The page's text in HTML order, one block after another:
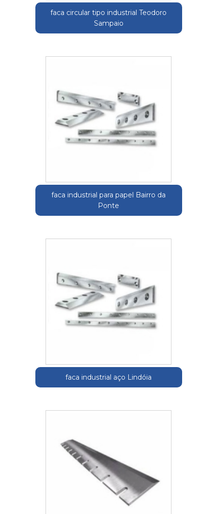
faca circular tipo industrial Teodoro
Sampaio
faca industrial para papel Bairro da
Ponte
faca industrial aço Lindóia